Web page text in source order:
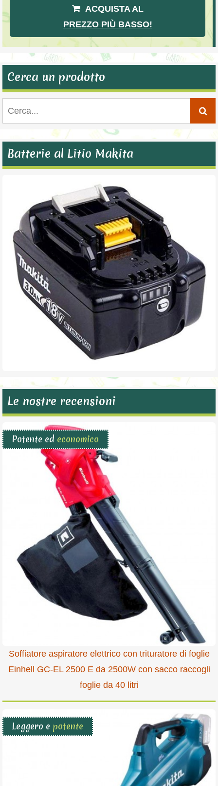
ACQUISTA AL
PREZZO PIÙ BASSO!
Cerca un prodotto
Batterie al Litio Makita
Le nostre recensioni
Potente ed economico
Soffiatore aspiratore elettrico con trituratore di foglie
Einhell GC-EL 2500 E da 2500W con sacco raccogli
foglie da 40 litri
Leggero e potente